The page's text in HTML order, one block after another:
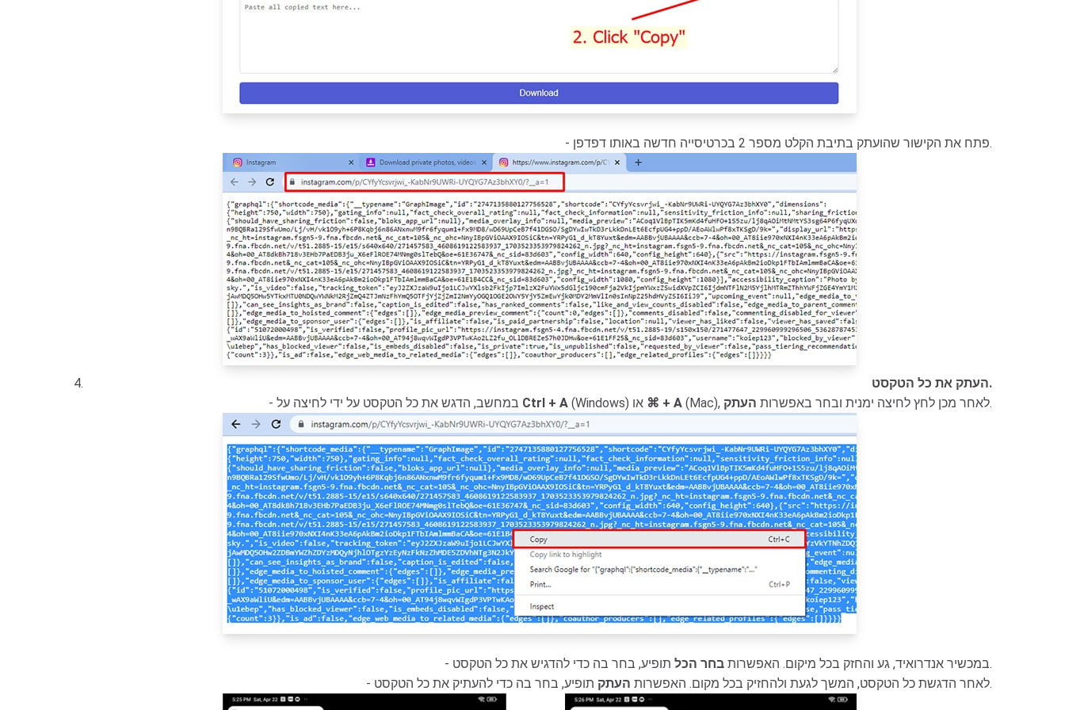
- פתח את הקישור שהועתק בתיבת הקלט מספר 2 בכרטיסייה חדשה באותו דפדפן.
העתק את כל הטקסט.
Ctrl + A ⌘ + A (Mac), לאחר מכן לחץ לחיצה ימנית ובחר באפשרות העתק .
- במכשיר אנדרואיד, גע והחזק בכל מיקום. האפשרות בחר הכל
תופיע, בחר בה כדי להדגיש את כל הטקסט.
- לאחר הדגשת כל הטקסט, המשך לגעת ולהחזיק בכל מקום. האפשרות העתק תופיע, בחר בה כדי להעתיק את כל הטקסט.